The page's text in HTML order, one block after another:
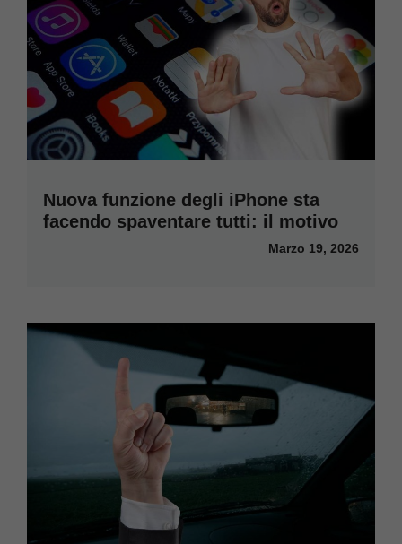
Nuova funzione degli iPhone sta
facendo spaventare tutti: il motivo
Marzo 19, 2026